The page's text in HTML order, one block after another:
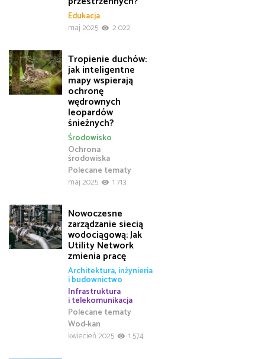
Edukacja
maj 2025
2 022
Tropienie duchów:
jak inteligentne
mapy wspierają
ochronę
wędrownych
leopardów
śnieżnych?
Ochrona
środowiska
Polecane tematy
Środowisko
maj 2025 1 713
Nowoczesne
zarządzanie siecią
wodociągową: Jak
Utility Network
zmienia pracę
Architektura, inżynieria
i budownictwo
Infrastruktura
i telekomunikacja
Polecane tematy
Wod-kan
kwiecień 2025
1 574